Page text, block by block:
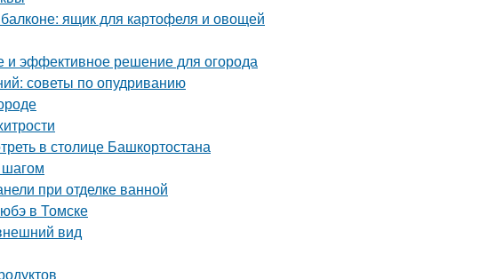
ящик для картофеля и овощей
и эффективное решение для огорода
советы по опудриванию
в столице Башкортостана
при отделке ванной
в Томске
вид